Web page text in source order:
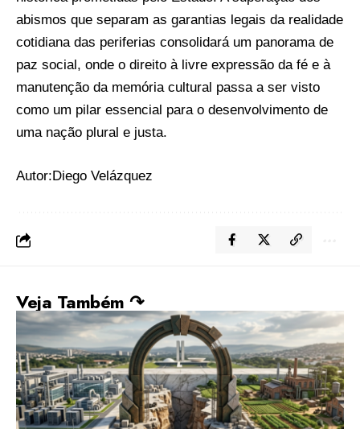
abismos que separam as garantias legais da realidade
cotidiana das periferias consolidará um panorama de
paz social, onde o direito à livre expressão da fé e à
manutenção da memória cultural passa a ser visto
como um pilar essencial para o desenvolvimento de
uma nação plural e justa.
Autor:Diego Velázquez
Veja Também ↷